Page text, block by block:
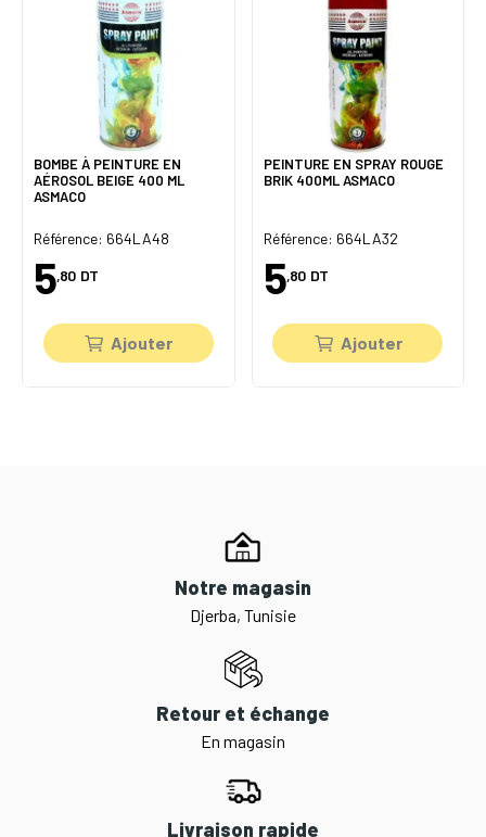
BOMBE À PEINTURE EN
AÉROSOL BEIGE 400 ML
ASMACO
Référence: 664LA48
5,80 DT
Ajouter
PEINTURE EN SPRAY ROUGE
BRIK 400ML ASMACO
Référence: 664LA32
5,80 DT
Ajouter
Notre magasin
Djerba, Tunisie
Retour et échange
En magasin
Livraison rapide